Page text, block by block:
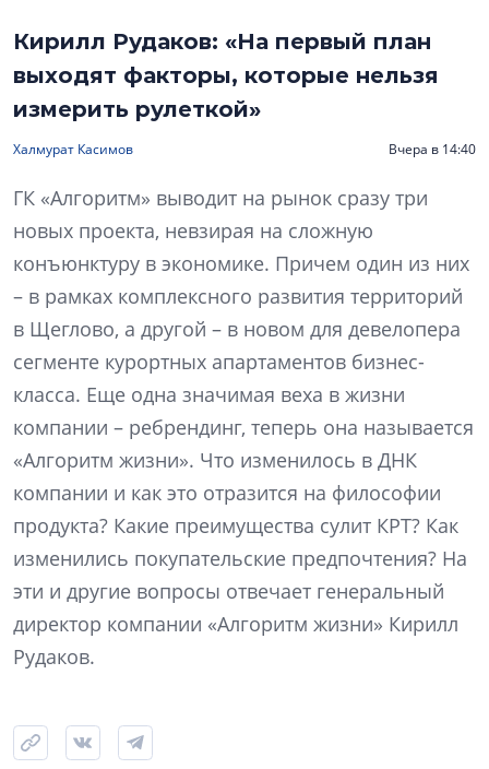
Кирилл Рудаков: «На первый план
выходят факторы, которые нельзя
измерить рулеткой»
Халмурат Касимов Вчера в 14:40
ГК «Алгоритм» выводит на рынок сразу три
новых проекта, невзирая на сложную
конъюнктуру в экономике. Причем один из них
– в рамках комплексного развития территорий
в Щеглово, а другой – в новом для девелопера
сегменте курортных апартаментов бизнес-
класса. Еще одна значимая веха в жизни
компании – ребрендинг, теперь она называется
«Алгоритм жизни». Что изменилось в ДНК
компании и как это отразится на философии
продукта? Какие преимущества сулит КРТ? Как
изменились покупательские предпочтения? На
эти и другие вопросы отвечает генеральный
директор компании «Алгоритм жизни» Кирилл
Рудаков.